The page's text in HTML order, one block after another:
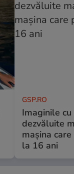
GSP.RO
Imaginile
dezvăluite
mașina
la 16 ani